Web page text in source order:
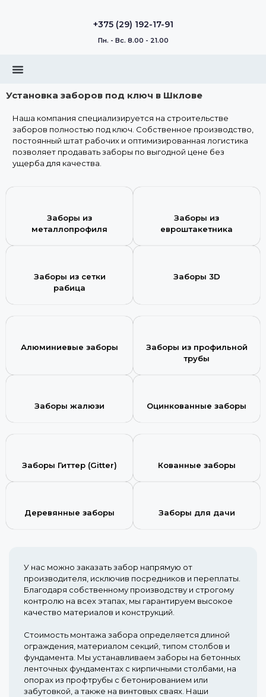
+375 (29) 192-17-91
Пн. - Вс. 8.00 - 21.00
Установка заборов под ключ в Шклове
Наша компания специализируется на строительстве
заборов полностью под ключ. Собственное производство,
постоянный штат рабочих и оптимизированная логистика
позволяет продавать заборы по выгодной цене без
ущерба для качества.
Заборы из
металлопрофиля
Заборы из
евроштакетника
Заборы из сетки
рабица
Заборы 3D
Алюминиевые заборы
Заборы из профильной
трубы
Заборы жалюзи Оцинкованные заборы
Заборы Гиттер (Gitter) Кованные заборы
Деревянные заборы Заборы для дачи
У нас можно заказать забор напрямую от
производителя, исключив посредников и переплаты.
Благодаря собственному производству и строгому
контролю на всех этапах, мы гарантируем высокое
качество материалов и конструкций.
Стоимость монтажа забора определяется длиной
ограждения, материалом секций, типом столбов и
фундамента. Мы устанавливаем заборы на бетонных
ленточных фундаментах с кирпичными столбами, на
опорах из профтрубы с бетонированием или
забутовкой, а также на винтовых сваях. Наши